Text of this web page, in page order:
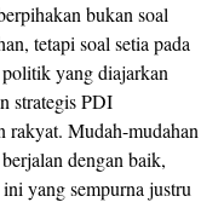
bukan soal
tetapi soal setia pada
yang diajarkan
strategis PDI
rakyat. Mudah-mudahan
dengan baik,
yang sempurna justru